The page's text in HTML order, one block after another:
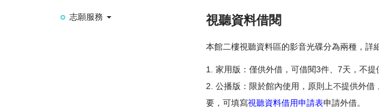
志願服務 視聽資料借閱
本館二樓視聽資料區的影音光碟分為兩種，詳
1. 家用版：僅供外借，可借閱3件、7天，不提
2. 公播版：限於館內使用，原則上不提供外
要，可填寫視聽資料借用申請表申請外借。